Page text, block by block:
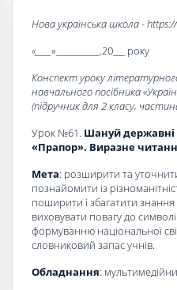
Нова українська школа -
«____ »___________.20___ року
Конспект уроку
навчального посібника
(підручник для 2 класу,
Урок №61. Шануй
«Прапор». Виразне
Мета: розширити та
познайомити із
поширити і збагатити знання
виховувати повагу до
формуванню національної
словниковий запас учнів.
Обладнання: